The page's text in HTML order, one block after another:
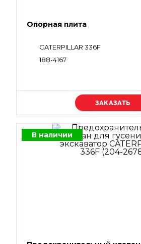
Опорная плита
CATERPILLAR 336F
188-4167
Уточняйте цену
В наличии